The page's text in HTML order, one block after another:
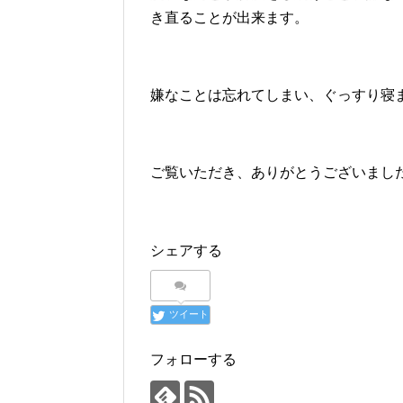
き直ることが出来ます。
嫌なことは忘れてしまい、ぐっすり寝
ご覧いただき、ありがとうございまし
シェアする
ツイート
フォローする